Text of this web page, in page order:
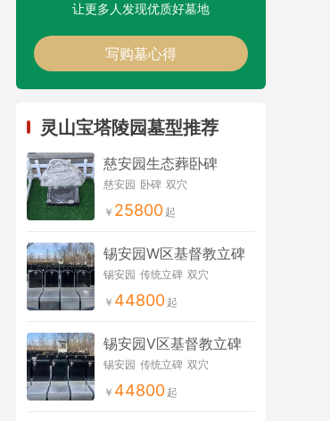
让更多人发现优质好墓地
写购墓心得
灵山宝塔陵园墓型推荐
慈安园生态葬卧碑
慈安园 卧碑 双穴
25800
锡安园W区基督教立碑
锡安园 传统立碑 双穴
44800
锡安园V区基督教立碑
锡安园 传统立碑 双穴
44800